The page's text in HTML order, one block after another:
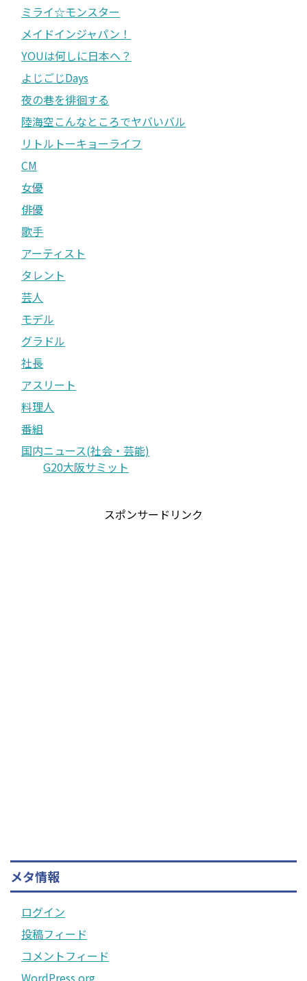
ミライ☆モンスター
メイドインジャパン！
YOUは何しに日本へ？
よじごじDays
夜の巷を徘徊する
陸海空こんなところでヤバいバル
リトルトーキョーライフ
CM
女優
俳優
歌手
アーティスト
タレント
芸人
モデル
グラドル
社長
アスリート
料理人
番組
国内ニュース(社会・芸能)
G20大阪サミット
スポンサードリンク
メタ情報
ログイン
投稿フィード
コメントフィード
WordPress.org